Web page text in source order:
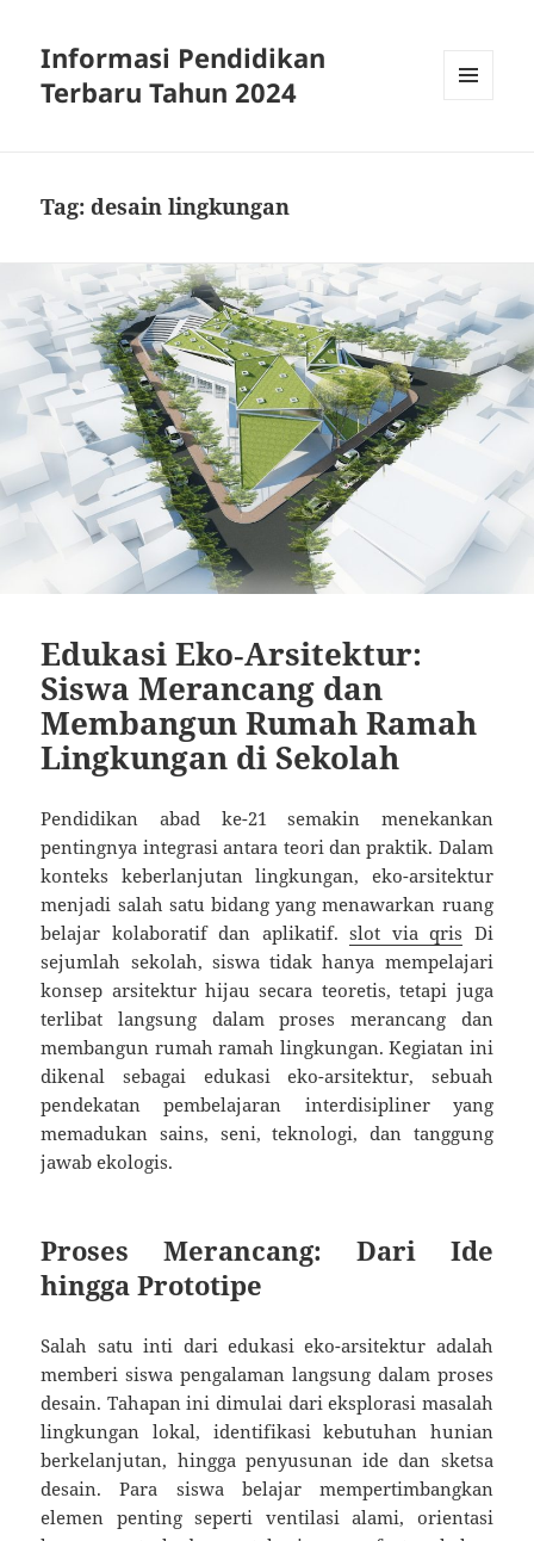
Informasi Pendidikan
Terbaru Tahun 2024
Tag:desain lingkungan
Edukasi Eko‑Arsitektur:
Siswa Merancang dan
Membangun Rumah Ramah
Lingkungan di Sekolah
Pendidikan abad ke-21 semakin menekankan
pentingnya integrasi antara teori dan praktik. Dalam
konteks keberlanjutan lingkungan, eko-arsitektur
menjadi salah satu bidang yang menawarkan ruang
belajar kolaboratif dan aplikatif.slot via qris Di
sejumlah sekolah, siswa tidak hanya mempelajari
konsep arsitektur hijau secara teoretis, tetapi juga
terlibat langsung dalam proses merancang dan
membangun rumah ramah lingkungan. Kegiatan ini
dikenal sebagai edukasi eko-arsitektur, sebuah
pendekatan pembelajaran interdisipliner yang
memadukan sains, seni, teknologi, dan tanggung
jawab ekologis.
Proses Merancang: Dari Ide
hingga Prototipe
Salah satu inti dari edukasi eko-arsitektur adalah
memberi siswa pengalaman langsung dalam proses
desain. Tahapan ini dimulai dari eksplorasi masalah
lingkungan lokal, identifikasi kebutuhan hunian
berkelanjutan, hingga penyusunan ide dan sketsa
desain. Para siswa belajar mempertimbangkan
elemen penting seperti ventilasi alami, orientasi